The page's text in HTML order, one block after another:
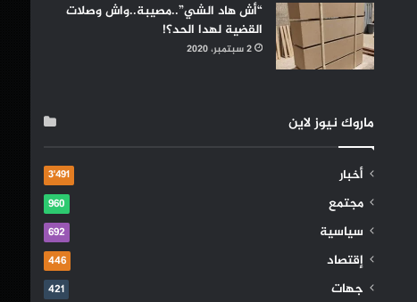
“أش هاد الشي”..مصيبة..واش وصلات
القضية لهدا الحد؟!
2 سبتمبر، 2020
ماروك نيوز لاين
أخبار 3٬491
مجتمع 960
سياسية 692
إقتصاد 446
جهات 421